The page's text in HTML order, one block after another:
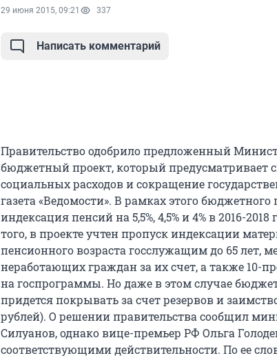
29 июня 2015, 09:21 337
Написать комментарий
Правительство одобрило предложенный
бюджетный проект, который предусматривает
социальных расходов и сокращение
газета «Ведомости». В рамках этого
индексация пенсий на 5,5%, 4,5% и 4% в 2016-
того, в проекте учтен пропуск индексации
пенсионного возраста госслужащим до 65 лет,
неработающих граждан за их счет, а также 10-
на госпрограммы. Но даже в этом случае
придется покрывать за счет резервов и
рублей). О решении правительства сообщил
Силуанов, однако вице-премьер РФ Ольга
соответствующими действительности. По ее